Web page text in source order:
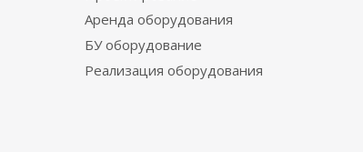
Аренда оборудования
БУ оборудование
Реализация оборудования